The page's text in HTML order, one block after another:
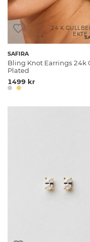
24 K
EKTE
SAFIRA
Bling Knot Earrings 24k
Plated
1499 kr